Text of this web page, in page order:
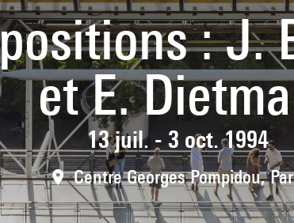
: J.
et E.
13 juil. - 3 oct. 1994
Centre Georges Pompidou,